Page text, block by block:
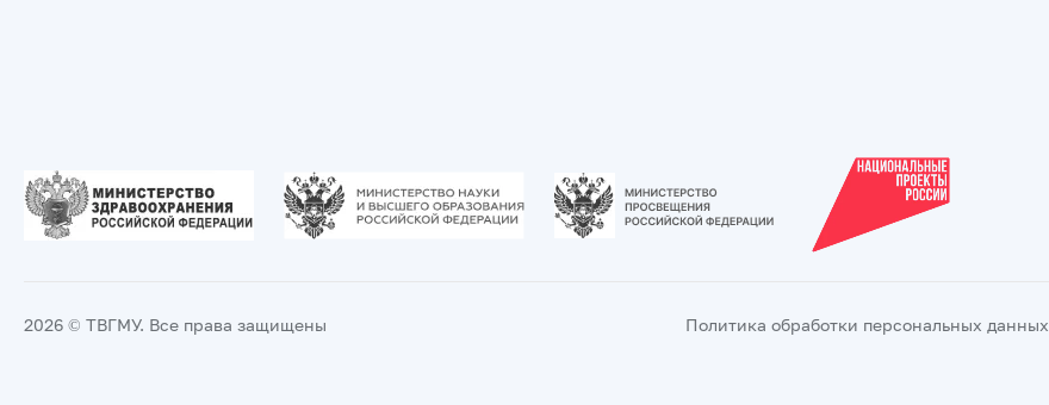
2026 © ТВГМУ. Все права защищены Политика обработки персональных данных